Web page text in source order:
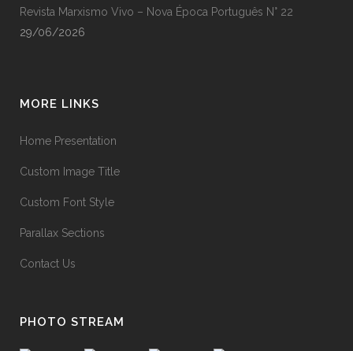
Revista Marxismo Vivo – Nova Época Português N° 22
29/06/2026
MORE LINKS
Home Presentation
Custom Image Title
Custom Font Style
Parallax Sections
Contact Us
PHOTO STREAM